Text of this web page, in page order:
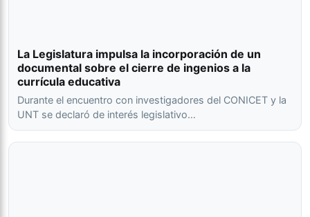
La Legislatura impulsa la incorporación de un
documental sobre el cierre de ingenios a la
currícula educativa
Durante el encuentro con investigadores del CONICET y la
UNT se declaró de interés legislativo…